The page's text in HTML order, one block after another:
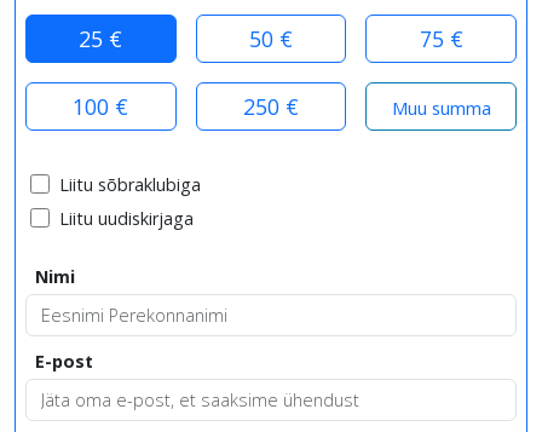
25 € 50 € 75 €
100 € 250 €
Liitu sõbraklubiga
Liitu uudiskirjaga
Nimi
E-post